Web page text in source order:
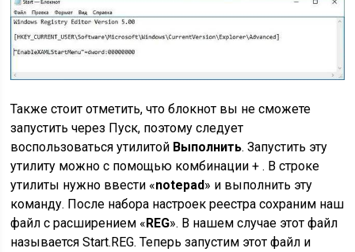
Также стоит отметить, что блокнот вы не сможете
запустить через Пуск, поэтому следует
воспользоваться утилитой Выполнить. Запустить эту
утилиту можно с помощью комбинации + . В строке
утилиты нужно ввести «notepad» и выполнить эту
команду. После набора настроек реестра сохраним наш
файл с расширением « REG». В нашем случае этот файл
называется Start.REG. Теперь запустим этот файл и